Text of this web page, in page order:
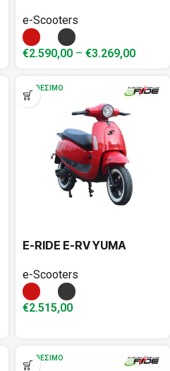
e-Scooters
€2.590,00 – €3.269,00
ΔΙΑΘΈΣΙΜΟ
E-RIDE E-RV YUMA
e-Scooters
€2.515,00
ΔΙΑΘΈΣΙΜΟ